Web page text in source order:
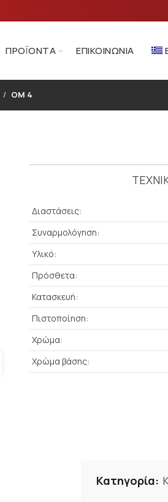
ΠΡΟΪΌΝΤΑ ΕΠΙΚΟΙΝΩΝΊΑ
OM 4
Διαστάσεις:
Συναρμολόγηση:
Υλικό:
Πρόσθετα:
Κατασκευή:
Πιστοποίηση:
Χρώμα:
Χρώμα βάσης:
Κατηγορία: